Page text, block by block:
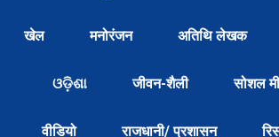
खेल मनोरंजन अतिथि लेखक
ଓଡ଼ିଶା जीवन-शैली सोशल
वीडियो राजधानी/ प्रशासन